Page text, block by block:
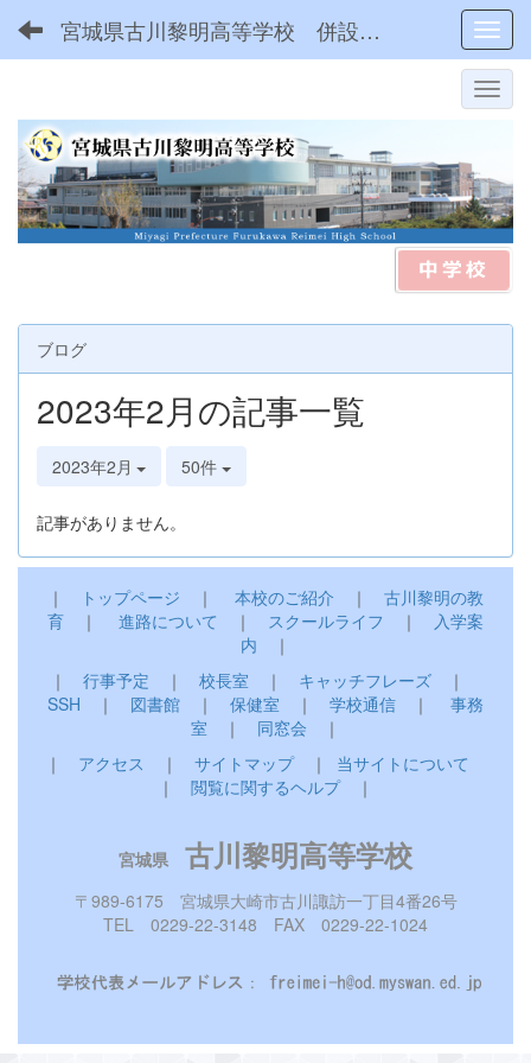
宮城県古川黎明高等学校 併設型中高一貫
ブログ
2023年2月の記事一覧
2023年2月 50件
記事がありません。
｜ トップページ ｜ 本校のご紹介 ｜ 古川黎明の教
育 ｜ 進路について ｜ スクールライフ ｜ 入学案
内 ｜
｜ 行事予定 ｜ 校長室 ｜ キャッチフレーズ ｜
SSH ｜ 図書館 ｜ 保健室 ｜ 学校通信 ｜ 事務
室 ｜ 同窓会 ｜
｜ アクセス ｜ サイトマップ｜ 当サイトについて
｜ 閲覧に関するヘルプ｜
宮城県 古川黎明高等学校
〒989-6175 宮城県大崎市古川諏訪一丁目4番26号
TEL 0229-22-3148 FAX 0229-22-1024